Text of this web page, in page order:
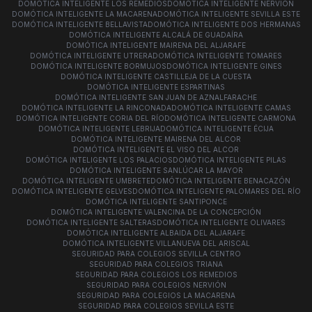
DOMÓTICA INTELIGENTE LOS REMEDIOSDOMÓTICA INTELIGENTE NERVIÓN
DOMÓTICA INTELIGENTE LA MACARENADOMÓTICA INTELIGENTE SEVILLA ESTE
DOMÓTICA INTELIGENTE BELLAVISTADOMÓTICA INTELIGENTE DOS HERMANAS
DOMÓTICA INTELIGENTE ALCALÁ DE GUADAÍRA
DOMÓTICA INTELIGENTE MAIRENA DEL ALJARAFE
DOMÓTICA INTELIGENTE UTRERADOMÓTICA INTELIGENTE TOMARES
DOMÓTICA INTELIGENTE BORMUJOSDOMÓTICA INTELIGENTE GINES
DOMÓTICA INTELIGENTE CASTILLEJA DE LA CUESTA
DOMÓTICA INTELIGENTE ESPARTINAS
DOMÓTICA INTELIGENTE SAN JUAN DE AZNALFARACHE
DOMÓTICA INTELIGENTE LA RINCONADADOMÓTICA INTELIGENTE CAMAS
DOMÓTICA INTELIGENTE CORIA DEL RÍODOMÓTICA INTELIGENTE CARMONA
DOMÓTICA INTELIGENTE LEBRIJADOMÓTICA INTELIGENTE ÉCIJA
DOMÓTICA INTELIGENTE MAIRENA DEL ALCOR
DOMÓTICA INTELIGENTE EL VISO DEL ALCOR
DOMÓTICA INTELIGENTE LOS PALACIOSDOMÓTICA INTELIGENTE PILAS
DOMÓTICA INTELIGENTE SANLÚCAR LA MAYOR
DOMÓTICA INTELIGENTE UMBRETEDOMÓTICA INTELIGENTE BENACAZÓN
DOMÓTICA INTELIGENTE GELVESDOMÓTICA INTELIGENTE PALOMARES DEL RÍO
DOMÓTICA INTELIGENTE SANTIPONCE
DOMÓTICA INTELIGENTE VALENCINA DE LA CONCEPCIÓN
DOMÓTICA INTELIGENTE SALTERASDOMÓTICA INTELIGENTE OLIVARES
DOMÓTICA INTELIGENTE ALBAIDA DEL ALJARAFE
DOMÓTICA INTELIGENTE VILLANUEVA DEL ARISCAL
SEGURIDAD PARA COLEGIOS SEVILLA CENTRO
SEGURIDAD PARA COLEGIOS TRIANA
SEGURIDAD PARA COLEGIOS LOS REMEDIOS
SEGURIDAD PARA COLEGIOS NERVIÓN
SEGURIDAD PARA COLEGIOS LA MACARENA
SEGURIDAD PARA COLEGIOS SEVILLA ESTE